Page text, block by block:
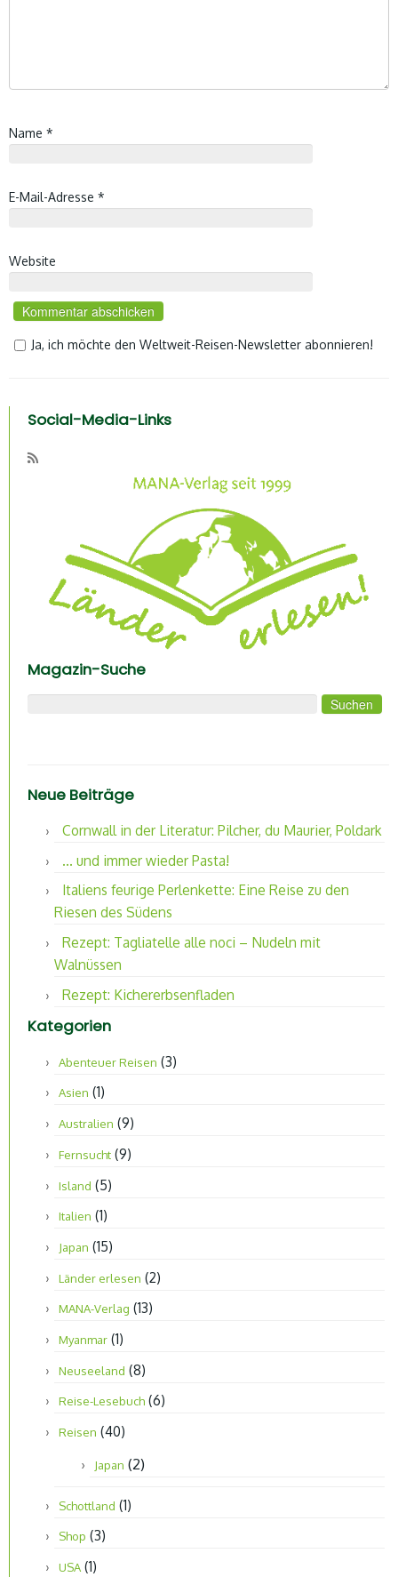
Name *
E-Mail-Adresse *
Website
Ja, ich möchte den Weltweit-Reisen-Newsletter abonnieren!
Social-Media-Links
Magazin-Suche
Suchen nach:
Neue Beiträge
Cornwall in der Literatur: Pilcher, du Maurier, Poldark
… und immer wieder Pasta!
Italiens feurige Perlenkette: Eine Reise zu den
Riesen des Südens
Rezept: Tagliatelle alle noci – Nudeln mit
Walnüssen
Rezept: Kichererbsenfladen
Kategorien
Abenteuer Reisen (3)
Asien (1)
Australien (9)
Fernsucht (9)
Island (5)
Italien (1)
Japan (15)
Länder erlesen (2)
MANA-Verlag (13)
Myanmar (1)
Neuseeland (8)
Reise-Lesebuch (6)
Reisen (40)
Japan (2)
Schottland (1)
Shop (3)
USA (1)